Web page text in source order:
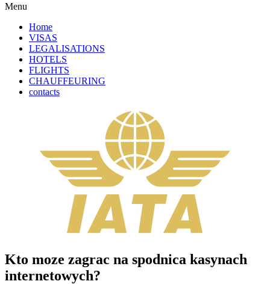
Menu
Home
VISAS
LEGALISATIONS
HOTELS
FLIGHTS
CHAUFFEURING
contacts
Kto moze zagrac na spodnica kasynach
internetowych?